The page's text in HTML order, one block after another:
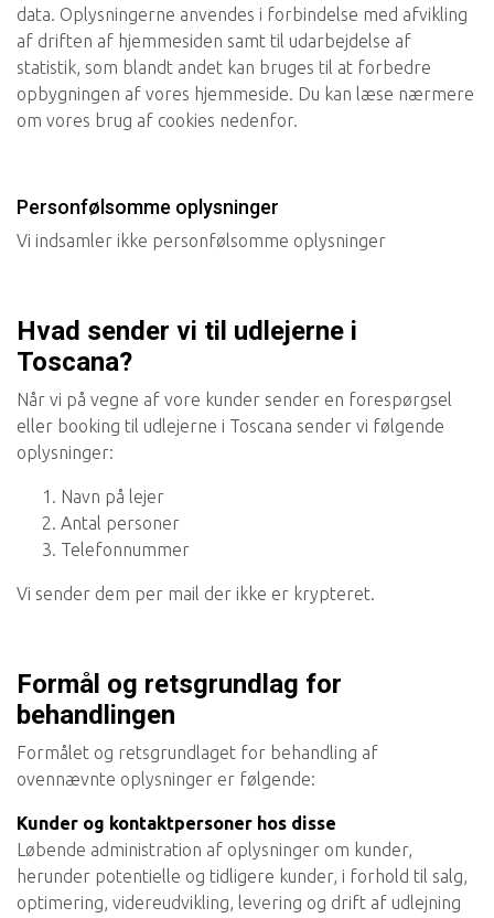
data. Oplysningerne anvendes i forbindelse med afvikling
af driften af hjemmesiden samt til udarbejdelse af
statistik, som blandt andet kan bruges til at forbedre
opbygningen af vores hjemmeside. Du kan læse nærmere
om vores brug af cookies nedenfor.
Personfølsomme oplysninger
Vi indsamler ikke personfølsomme oplysninger
Hvad sender vi til udlejerne i
Toscana?
Når vi på vegne af vore kunder sender en forespørgsel
eller booking til udlejerne i Toscana sender vi følgende
oplysninger:
Navn på lejer
Antal personer
Telefonnummer
Vi sender dem per mail der ikke er krypteret.
Formål og retsgrundlag for
behandlingen
Formålet og retsgrundlaget for behandling af
ovennævnte oplysninger er følgende:
Kunder og kontaktpersoner hos disse
Løbende administration af oplysninger om kunder,
herunder potentielle og tidligere kunder, i forhold til salg,
optimering, videreudvikling, levering og drift af udlejning